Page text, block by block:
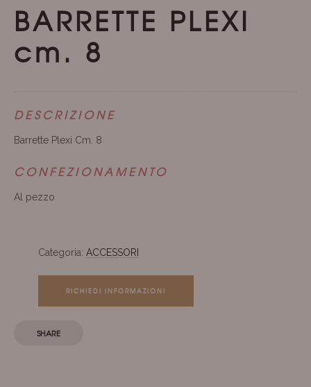
BARRETTE PLEXI
cm. 8
DESCRIZIONE
Barrette Plexi Cm. 8
CONFEZIONAMENTO
Al pezzo
Categoria: ACCESSORI
RICHIEDI INFORMAZIONI
SHARE